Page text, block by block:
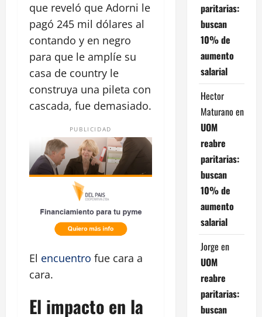
que reveló que Adorni le
pagó 245 mil dólares al
contando y en negro
para que le amplíe su
casa de country le
construya una pileta con
cascada, fue demasiado.
PUBLICIDAD
El encuentro fue cara a
cara.
El impacto en la
paritarias:
buscan
10% de
aumento
salarial
Hector
Maturano en
UOM
reabre
paritarias:
buscan
10% de
aumento
salarial
Jorge en
UOM
reabre
paritarias:
buscan